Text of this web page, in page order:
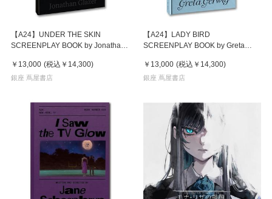
【A24】UNDER THE SKIN
SCREENPLAY BOOK by Jonathan
ン 種の捕食』 ジョナサン・グレ
イザー 作品集
￥13,000 (税込 ￥14,300)
銀座 蔦屋書店
【A24】LADY BIRD
SCREENPLAY BOOK by Greta
ド』 グレタ・ガーウィグ 作品集
￥13,000 (税込 ￥14,300)
銀座 蔦屋書店